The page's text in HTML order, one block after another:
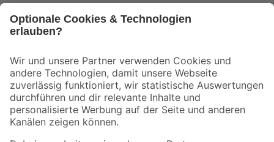
Der toom Newsletter: Keine Angebote und Aktionen mehr verpassen!
Zur Newsletter Anmeldung
Folge uns